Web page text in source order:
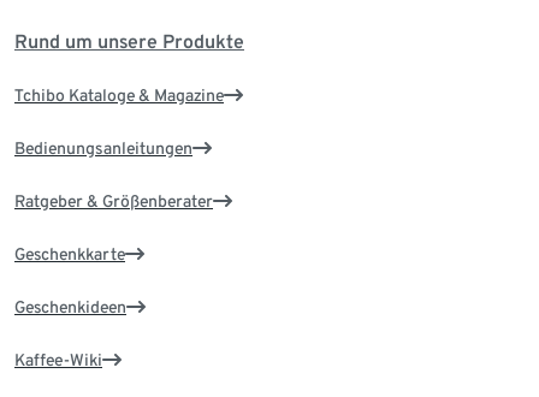
Rund um unsere Produkte
Tchibo Kataloge & Magazine
Bedienungsanleitungen
Ratgeber & Größenberater
Geschenkkarte
Geschenkideen
Kaffee-Wiki